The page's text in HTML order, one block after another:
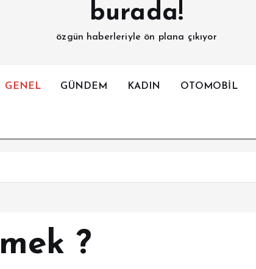
burada!
özgün haberleriyle ön plana çıkıyor
GENEL GÜNDEM KADIN OTOMOBİL
?